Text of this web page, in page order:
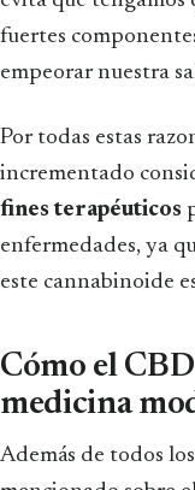
fuertes
empeorar nuestra
Por todas estas
incrementado
fines terapéuticos
enfermedades, ya
este cannabinoide
Cómo el
medicina
Además de todos